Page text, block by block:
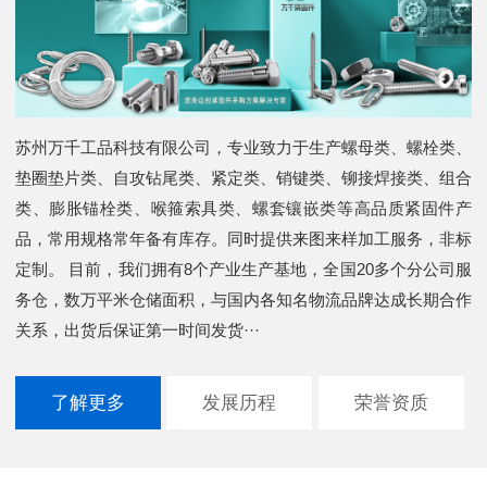
苏州万千工品科技有限公司，专业致力于生产螺母类、螺栓类、
垫圈垫片类、自攻钻尾类、紧定类、销键类、铆接焊接类、组合
类、膨胀锚栓类、喉箍索具类、螺套镶嵌类等高品质紧固件产
品，常用规格常年备有库存。同时提供来图来样加工服务，非标
定制。 目前，我们拥有8个产业生产基地，全国20多个分公司服
务仓，数万平米仓储面积，与国内各知名物流品牌达成长期合作
关系，出货后保证第一时间发货···
了解更多 发展历程 荣誉资质